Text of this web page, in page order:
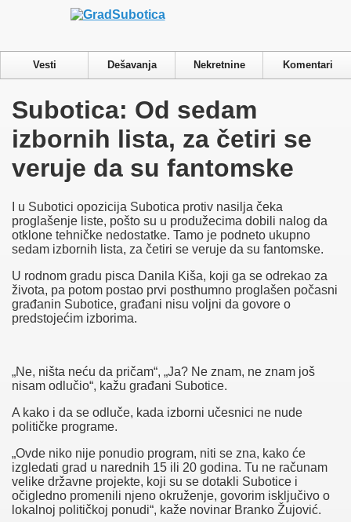
Vesti Dešavanja Nekretnine Komentari
Subotica: Od sedam
izbornih lista, za četiri se
veruje da su fantomske
I u Subotici opozicija Subotica protiv nasilja čeka
proglašenje liste, pošto su u produžecima dobili nalog da
otklone tehničke nedostatke. Tamo je podneto ukupno
sedam izbornih lista, za četiri se veruje da su fantomske.
U rodnom gradu pisca Danila Kiša, koji ga se odrekao za
života, pa potom postao prvi posthumno proglašen počasni
građanin Subotice, građani nisu voljni da govore o
predstojećim izborima.
„Ne, ništa neću da pričam“, „Ja? Ne znam, ne znam još
nisam odlučio“, kažu građani Subotice.
A kako i da se odluče, kada izborni učesnici ne nude
političke programe.
„Ovde niko nije ponudio program, niti se zna, kako će
izgledati grad u narednih 15 ili 20 godina. Tu ne računam
velike državne projekte, koji su se dotakli Subotice i
očigledno promenili njeno okruženje, govorim isključivo o
lokalnoj političkoj ponudi“, kaže novinar Branko Žujović.
Privacy & Cookies Policy
Vesti
Galerije
Laguna